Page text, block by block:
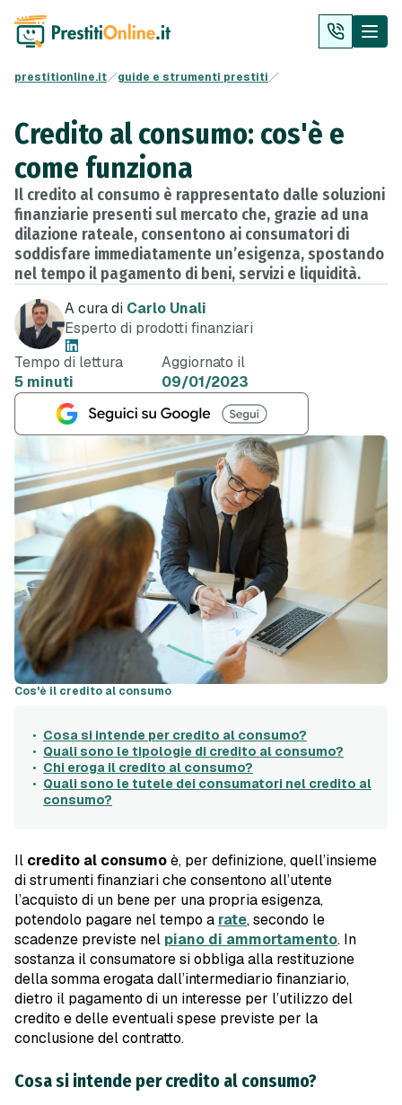
prestitionline.it guide e strumenti prestiti
Credito al consumo: cos'è e
come funziona
Il credito al consumo è rappresentato dalle soluzioni
finanziarie presenti sul mercato che, grazie ad una
dilazione rateale, consentono ai consumatori di
soddisfare immediatamente un’esigenza, spostando
nel tempo il pagamento di beni, servizi e liquidità.
A cura di Carlo Unali
Esperto di prodotti finanziari
Tempo di lettura
5 minuti
Aggiornato il
09/01/2023
Cos'è il credito al consumo
Cosa si intende per credito al consumo?
Quali sono le tipologie di credito al consumo?
Chi eroga il credito al consumo?
Quali sono le tutele dei consumatori nel credito al
consumo?
Il credito al consumoè, per definizione, quell’insieme
di strumenti finanziari che consentono all’utente
l’acquisto di un bene per una propria esigenza,
potendolo pagare nel tempo a rate, secondo le
scadenze previste nel piano di ammortamento. In
sostanza il consumatore si obbliga alla restituzione
della somma erogata dall’intermediario finanziario,
dietro il pagamento di un interesse per l’utilizzo del
credito e delle eventuali spese previste per la
conclusione del contratto.
Cosa si intende per credito al consumo?